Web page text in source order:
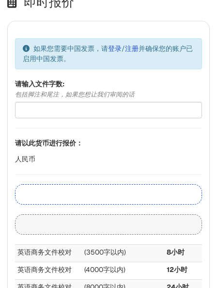
如果您需要中国发票，请登录/注册并确保您的账户已
启用中国发票。
请输入文件字数:
包括脚注和尾注，如果您想让我们审阅的话
请以此货币进行报价：
人民币
英语商务文件校对 (3500字以内)
8小时
英语商务文件校对
(4000字以内)
12小时